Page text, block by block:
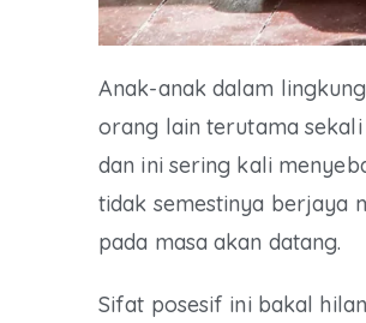
Anak-anak dalam
orang lain terutama
dan ini sering kali
tidak semestinya berjaya
pada masa akan datang.
Sifat posesif ini bakal